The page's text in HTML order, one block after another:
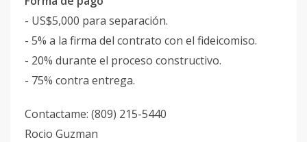
- US$5,000 para separación.
- 5% a la firma del contrato con el fideicomiso.
- 20% durante el proceso constructivo.
- 75% contra entrega.
Contactame: (809) 215-5440
Rocio Guzman